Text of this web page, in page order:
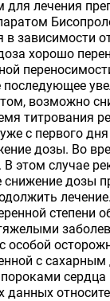
для лечения
зависимости
хорошо
последующее
возможно
титрования
с первого
дозы. Во
этом случае
дозы
степени
особой
с
сердца